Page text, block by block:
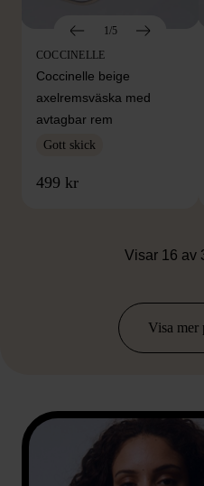
1/5
COCCINELLE
Coccinelle beige
axelremsväska med
avtagbar rem
Gott skick
499 kr
Visar 16 av
Visa mer